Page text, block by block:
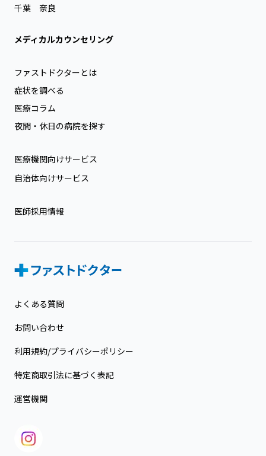
千葉
奈良
メディカルカウンセリング
ファストドクターとは
症状を調べる
医療コラム
夜間・休日の病院を探す
医療機関向けサービス
自治体向けサービス
医師採用情報
よくある質問
お問い合わせ
利用規約/プライバシーポリシー
特定商取引法に基づく表記
運営機関